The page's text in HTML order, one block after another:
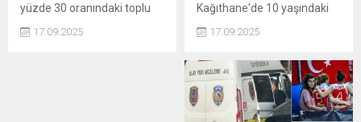
yüzde 30 oranındaki toplu
ulaşım zammı, 'U' logolu
metrolar ve Marmaray'da
17.09.2025
Kağıthane'de 10 yaşındaki
çocuğun bisikletini
gasbetmeye çalışan 16 ve
darbettikleri gerekçesiyle
tutuklandı.
17.09.2025